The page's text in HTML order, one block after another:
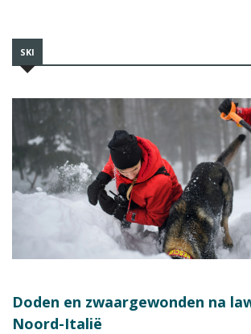
SKI
Doden en zwaargewonden na
Noord-Italië